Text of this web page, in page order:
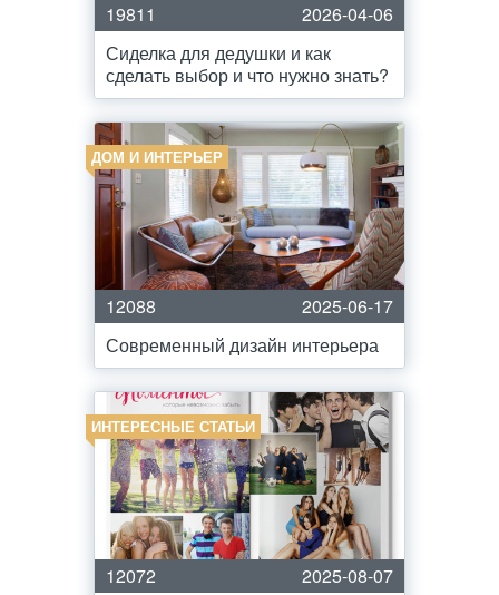
19811
2026-04-06
Сиделка для дедушки и как
сделать выбор и что нужно знать?
ДОМ И ИНТЕРЬЕР
12088
2025-06-17
Современный дизайн интерьера
ИНТЕРЕСНЫЕ СТАТЬИ
12072 2025-08-07